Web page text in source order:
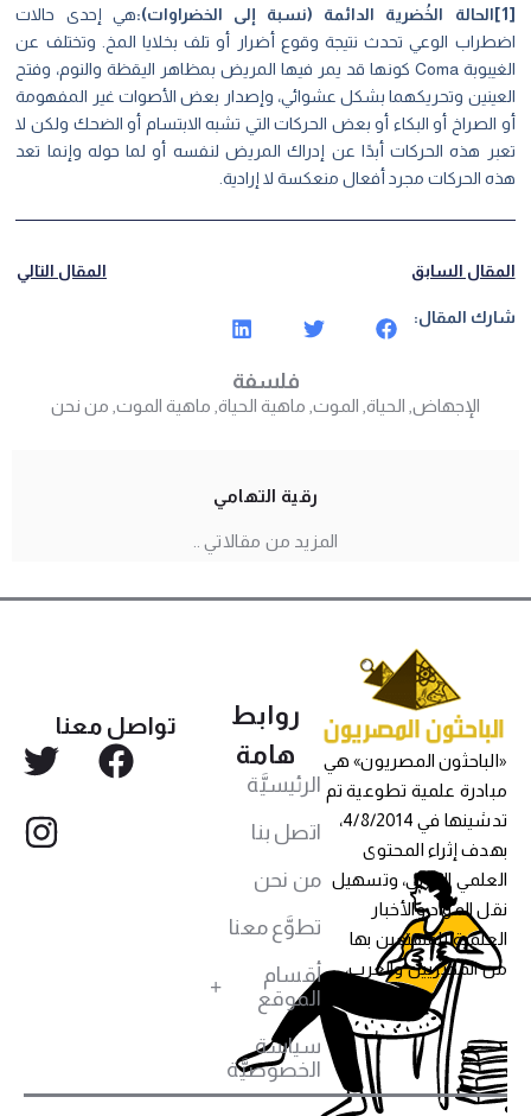
[1] الحالة الخُضرية الدائمة (نسبة إلى الخضراوات):هي إحدى حالات
اضطراب الوعي تحدث نتيجة وقوع أضرار أو تلف بخلايا المخ. وتختلف عن
الغيبوبة Coma كونها قد يمر فيها المريض بمظاهر اليقظة والنوم، وفتح
العينين وتحريكهما بشكل عشوائي، وإصدار بعض الأصوات غير المفهومة
أو الصراخ أو البكاء أو بعض الحركات التي تشبه الابتسام أو الضحك ولكن لا
تعبر هذه الحركات أبدًا عن إدراك المريض لنفسه أو لما حوله وإنما تعد
هذه الحركات مجرد أفعال منعكسة لا إرادية.
المقال السابق المقال التالي
شارك المقال:
فلسفة
الإجهاض الحياة الموت ماهية الحياة ماهية الموت من نحن
رقية التهامي
المزيد من مقالاتي ..
«الباحثون المصريون» هي
مبادرة علمية تطوعية تم
تدشينها في 4/8/2014،
بهدف إثراء المحتوى
العلمي العربي، وتسهيل
نقل المواد والأخبار
العلمية للمهتمين بها
من المصريين والعرب،
روابط
هامة
الرئيسيَّة
اتصل بنا
من نحن
تطوَّع معنا
أقسام
الموقع
سياسة
الخصوصيَّة
تواصل معنا